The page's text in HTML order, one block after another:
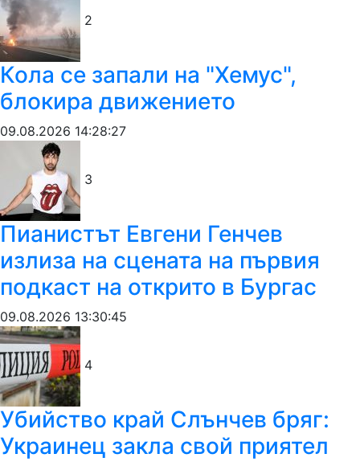
2
Кола се запали на "Хемус",
блокира движението
09.08.2026 14:28:27
3
Пианистът Евгени Генчев
излиза на сцената на първия
подкаст на открито в Бургас
09.08.2026 13:30:45
4
Убийство край Слънчев бряг:
Украинец закла свой приятел